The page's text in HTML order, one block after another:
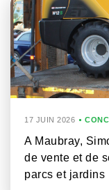
17 JUIN 2026
A Maubray,
de vente et de
parcs et jardins